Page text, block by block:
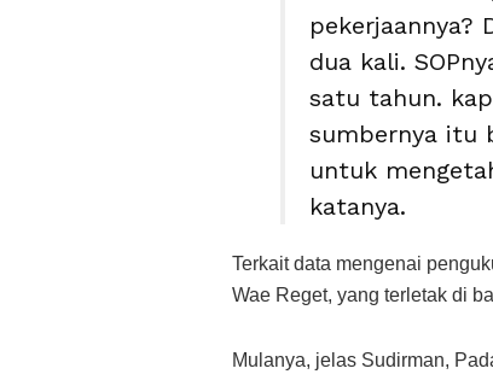
dua kali.
satu tahun.
sumbernya itu
untuk
katanya.
Terkait data mengenai
Wae Reget, yang terletak di
Mulanya, jelas Sudirman,